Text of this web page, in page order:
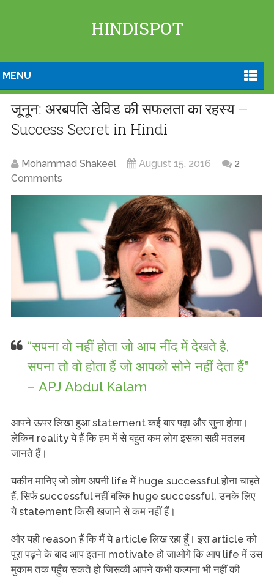
HINDISPOT
MENU
जूनून: अरबपति डेविड की सफलता का रहस्य –
Success Secret in Hindi
Mohammad Shakeel August 15, 2016
2
Comments
“सपना वो नहीं होता जो आप नींद में देखते है,
सपना तो वो होता हैं जो आपको सोने नहीं देता हैं”
– APJ Abdul Kalam
आपने ऊपर लिखा हुआ statement कई बार पढ़ा और सुना होगा।
लेकिन reality ये हैं कि हम में से बहुत कम लोग इसका सही मतलब
जानते हैं।
यकीन मानिए जो लोग अपनी life में huge successful होना चाहते
हैं, सिर्फ successful नहीं बल्कि huge successful, उनके लिए
ये statement किसी खजाने से कम नहीं हैं।
और यही reason हैं कि मैं ये article लिख रहा हूँ। इस article को
पूरा पढ़ने के बाद आप इतना motivate हो जाओगे कि आप life में उस
मुकाम तक पहुँच सकते हो जिसकी आपने कभी कल्पना भी नहीं की